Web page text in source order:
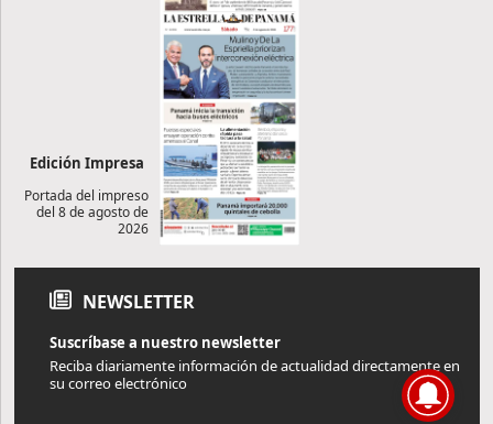
Edición Impresa
Portada del impreso
del 8 de agosto de
2026
NEWSLETTER
Suscríbase a nuestro newsletter
Reciba diariamente información de actualidad directamente en
su correo electrónico